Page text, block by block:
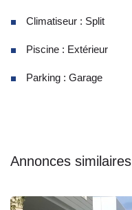
Climatiseur : Split
Piscine : Extérieur
Parking : Garage
Annonces similaires